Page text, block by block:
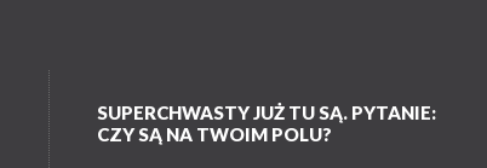
SUPERCHWASTY JUŻ TU SĄ. PYTANIE:
CZY SĄ NA TWOIM POLU?